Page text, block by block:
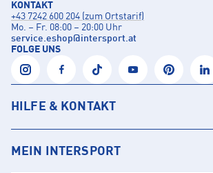
KONTAKT
+43 7242 600 204 (zum Ortstarif)
Mo. – Fr. 08:00 – 20:00 Uhr
service.eshop@intersport.at
FOLGE UNS
HILFE & KONTAKT
MEIN INTERSPORT